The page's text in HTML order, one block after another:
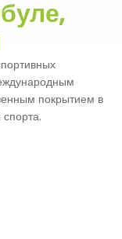
покрытием в